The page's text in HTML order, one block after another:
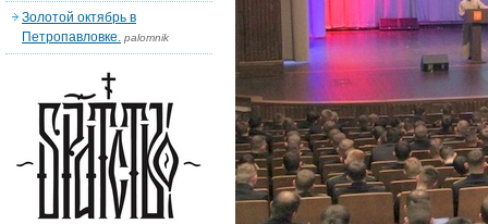
Золотой октябрь в
Петропавловке. palomnik